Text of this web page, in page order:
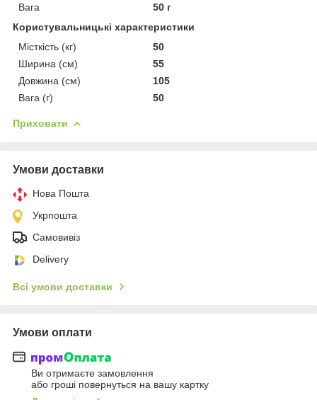
Вага
50 г
Користувальницькі характеристики
Місткість (кг)
50
Ширина (см)
55
Довжина (см)
105
Вага (г)
50
Приховати
Умови доставки
Нова Пошта
Укрпошта
Самовивіз
Delivery
Всі умови доставки
Умови оплати
Ви отримаєте замовлення
або гроші повернуться на вашу картку